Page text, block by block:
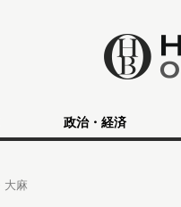
政治・経済
大麻